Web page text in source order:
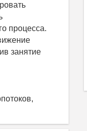
процесса.
занятие